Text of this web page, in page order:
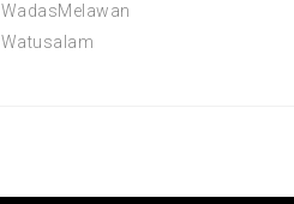
WadasMelawan
Watusalam